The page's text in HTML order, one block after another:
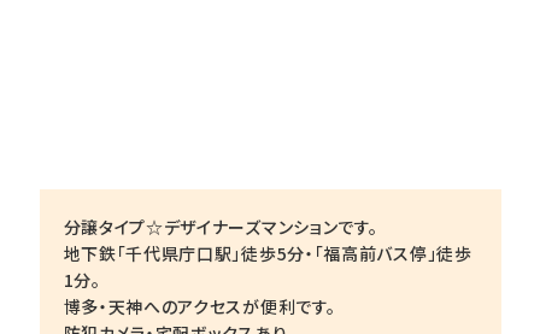
分譲タイプ☆デザイナーズマンションです。
地下鉄「千代県庁口駅」徒歩5分・「福高前バス停」徒歩
1分。
博多・天神へのアクセスが便利です。